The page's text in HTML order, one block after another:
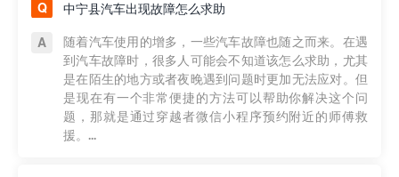
中宁县汽车出现故障怎么求助
随着汽车使用的增多，一些汽车故障也随之而来。在遇
到汽车故障时，很多人可能会不知道该怎么求助，尤其
是在陌生的地方或者夜晚遇到问题时更加无法应对。但
是现在有一个非常便捷的方法可以帮助你解决这个问
题，那就是通过穿越者微信小程序预约附近的师傅救
援。...